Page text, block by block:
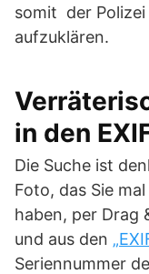
somit der
aufzuklären.
in den
Die Suche ist
Foto, das Sie
haben, per Drag
und aus den
Seriennummer